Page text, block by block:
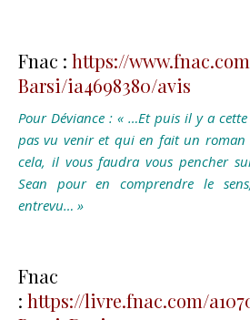
Fnac : https://
Barsi/ia4698380/avis
Pour Déviance : « …Et puis il y a
pas vu venir et qui en fait un roman
cela, il vous faudra vous pencher
Sean pour en comprendre le
entrevu… »
Fnac
: https://livre.fnac.com/